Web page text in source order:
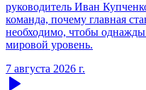
руководитель Иван
команда, почему главная
необходимо, чтобы
мировой уровень.
7 августа 2026 г.